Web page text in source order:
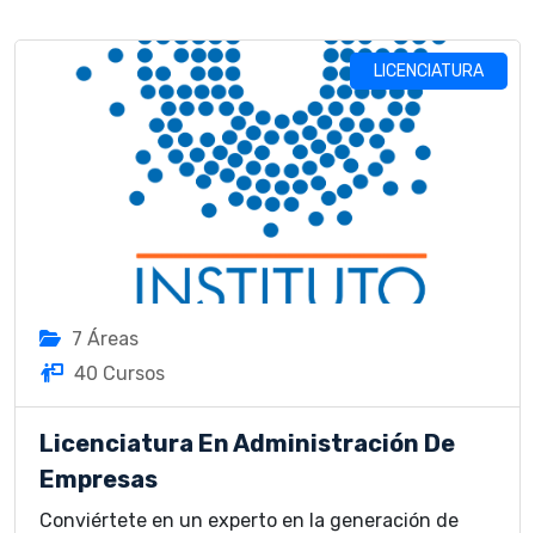
LICENCIATURA
7 Áreas
40 Cursos
Licenciatura En Administración De
Empresas
Conviértete en un experto en la generación de